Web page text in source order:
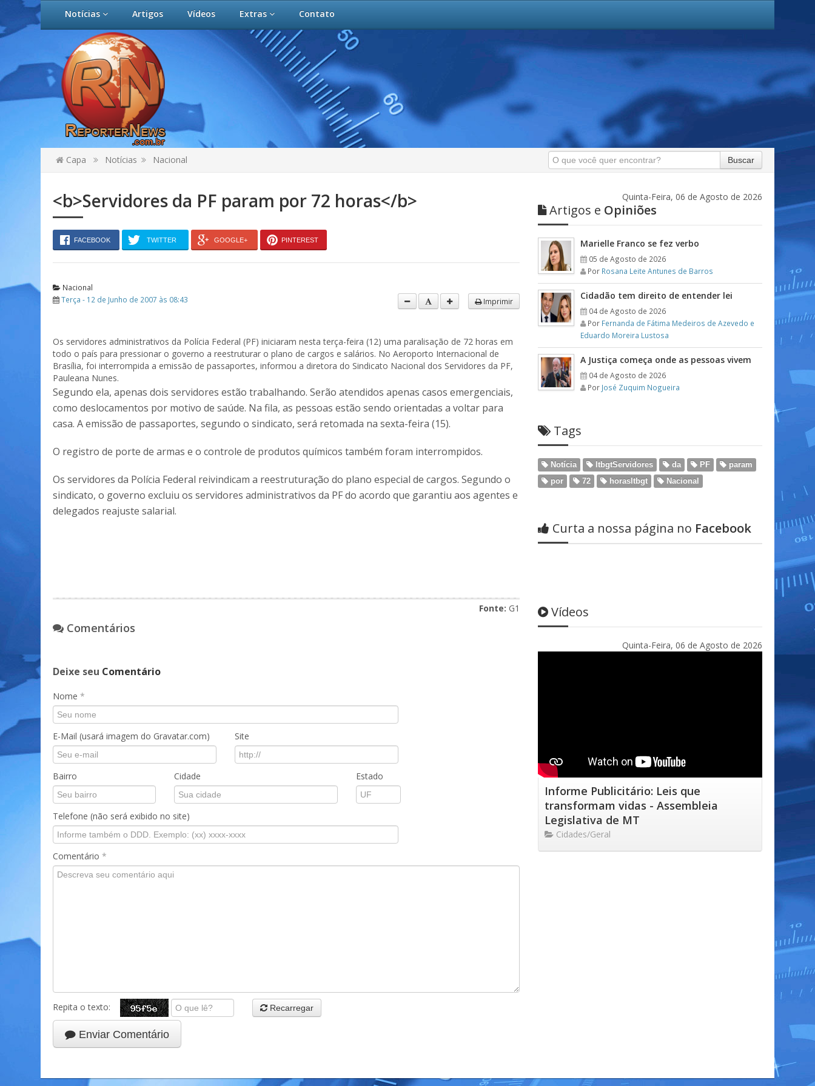
Notícias Artigos Vídeos Extras Contato
Capa Notícias Nacional Buscar
<b>Servidores da PF param por 72 horas</b>
FACEBOOK TWITTER GOOGLE+ PINTEREST
Nacional
Terça - 12 de Junho de 2007 às 08:43
Imprimir
Os servidores administrativos da Polícia Federal (PF) iniciaram nesta terça-feira (12) uma paralisação de 72 horas em
todo o país para pressionar o governo a reestruturar o plano de cargos e salários. No Aeroporto Internacional de
Brasília, foi interrompida a emissão de passaportes, informou a diretora do Sindicato Nacional dos Servidores da PF,
Pauleana Nunes.
Segundo ela, apenas dois servidores estão trabalhando. Serão atendidos apenas casos emergenciais,
como deslocamentos por motivo de saúde. Na fila, as pessoas estão sendo orientadas a voltar para
casa. A emissão de passaportes, segundo o sindicato, será retomada na sexta-feira (15).
O registro de porte de armas e o controle de produtos químicos também foram interrompidos.
Os servidores da Polícia Federal reivindicam a reestruturação do plano especial de cargos. Segundo o
sindicato, o governo excluiu os servidores administrativos da PF do acordo que garantiu aos agentes e
delegados reajuste salarial.
Fonte: G1
Comentários
Deixe seu Comentário
Nome *
E-Mail (usará imagem do Gravatar.com) Site
Bairro Cidade Estado
Telefone (não será exibido no site)
Comentário *
Repita o texto: Recarregar
Enviar Comentário
Quinta-Feira, 06 de Agosto de 2026
Artigos e Opiniões
Marielle Franco se fez verbo
05 de Agosto de 2026
Por Rosana Leite Antunes de Barros
Cidadão tem direito de entender lei
04 de Agosto de 2026
Por Fernanda de Fátima Medeiros de Azevedo e
Eduardo Moreira Lustosa
A Justiça começa onde as pessoas vivem
04 de Agosto de 2026
Por José Zuquim Nogueira
Tags
Notícia ltbgtServidores da PF
param
por
72 horasltbgt Nacional
Curta a nossa página no Facebook
Vídeos
Quinta-Feira, 06 de Agosto de 2026
Informe Publicitário: Leis que
transformam vidas - Assembleia
Legislativa de MT
Cidades/Geral